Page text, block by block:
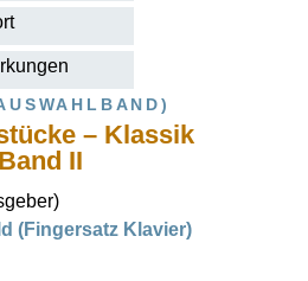
– Klassik
II
(Fingersatz Klavier)